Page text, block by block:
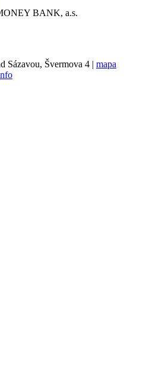
BANK, a.s.
Sázavou, Švermova 4 | mapa